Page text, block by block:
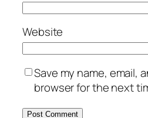
Website
Save my name, email,
browser for the next